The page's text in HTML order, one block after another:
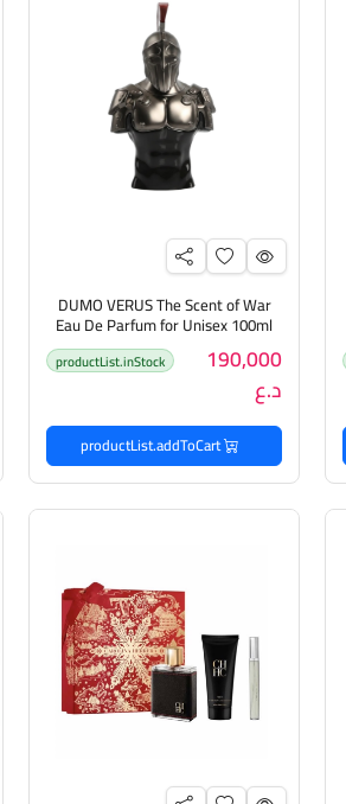
DUMO VERUS The Scent of War
Eau De Parfum for Unisex 100ml
دومو عطر للرجال والنساء190,000
د.ع
productList.inStock
productList.addToCart